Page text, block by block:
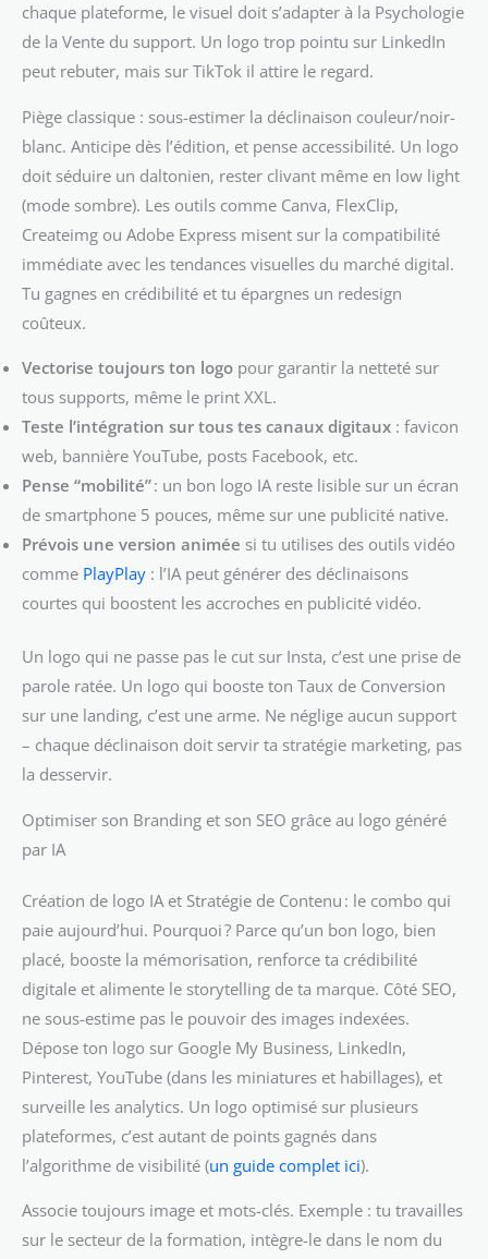
chaque plateforme, le visuel doit s’adapter à la Psychologie
de la Vente du support. Un logo trop pointu sur LinkedIn
peut rebuter, mais sur TikTok il attire le regard.
Piège classique : sous-estimer la déclinaison couleur/noir-
blanc. Anticipe dès l’édition, et pense accessibilité. Un logo
doit séduire un daltonien, rester clivant même en low light
(mode sombre). Les outils comme Canva, FlexClip,
Createimg ou Adobe Express misent sur la compatibilité
immédiate avec les tendances visuelles du marché digital.
Tu gagnes en crédibilité et tu épargnes un redesign
coûteux.
Vectorise toujours ton logo pour garantir la netteté sur
tous supports, même le print XXL.
Teste l’intégration sur tous tes canaux digitaux : favicon
web, bannière YouTube, posts Facebook, etc.
Pense “mobilité”: un bon logo IA reste lisible sur un écran
de smartphone 5 pouces, même sur une publicité native.
Prévois une version animée si tu utilises des outils vidéo
comme PlayPlay : l’IA peut générer des déclinaisons
courtes qui boostent les accroches en publicité vidéo.
Un logo qui ne passe pas le cut sur Insta, c’est une prise de
parole ratée. Un logo qui booste ton Taux de Conversion
sur une landing, c’est une arme. Ne néglige aucun support
– chaque déclinaison doit servir ta stratégie marketing, pas
la desservir.
Optimiser son Branding et son SEO grâce au logo généré
par IA
Création de logo IA et Stratégie de Contenu : le combo qui
paie aujourd’hui. Pourquoi ? Parce qu’un bon logo, bien
placé, booste la mémorisation, renforce ta crédibilité
digitale et alimente le storytelling de ta marque. Côté SEO,
ne sous-estime pas le pouvoir des images indexées.
Dépose ton logo sur Google My Business, LinkedIn,
Pinterest, YouTube (dans les miniatures et habillages), et
surveille les analytics. Un logo optimisé sur plusieurs
plateformes, c’est autant de points gagnés dans
l’algorithme de visibilité (un guide complet ici).
Associe toujours image et mots-clés. Exemple : tu travailles
sur le secteur de la formation, intègre-le dans le nom du